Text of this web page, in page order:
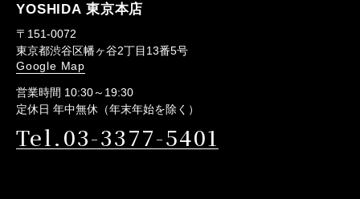
YOSHIDA 東京本店
〒151-0072
東京都渋谷区幡ヶ谷2丁目13番5号
Google Map
営業時間 10:30～19:30
定休日 年中無休（年末年始を除く）
Tel.03-3377-5401